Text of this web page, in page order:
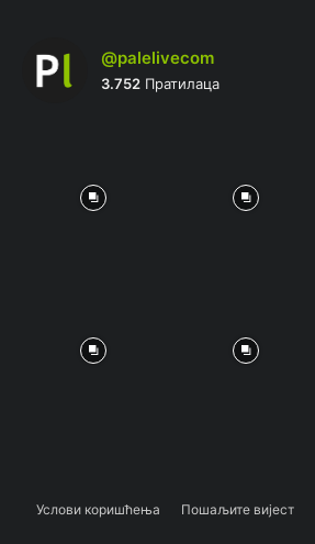
@palelivecom
3.752 Пратилаца
Услови коришћења Пошаљите вијест